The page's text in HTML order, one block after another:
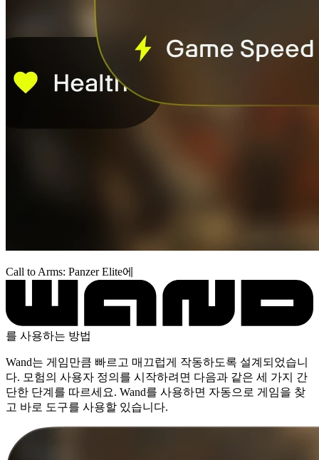
Call to Arms: Panzer Elite에
를 사용하는 방법
Wand는 게임만큼 빠르고 매끄럽게 작동하도록 설계되었습니
다. 모험의 사용자 정의를 시작하려면 다음과 같은 세 가지 간
단한 단계를 따르세요. Wand를 사용하면 자동으로 게임을 찾
고 바로 도구를 사용할 있습니다.